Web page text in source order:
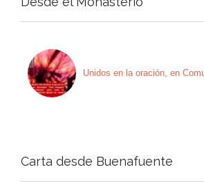
Unidos en la oración, en
Carta desde Buenafuente